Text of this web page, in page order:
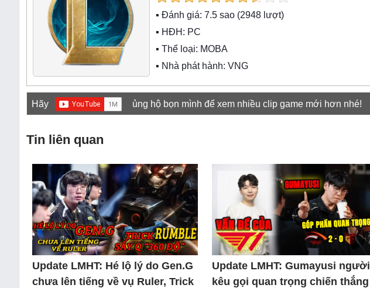
▪ Đánh giá: 7.5 sao (2948 lượt)
▪ HĐH: PC
▪ Thể loại: MOBA
▪ Nhà phát hành: VNG
Hãy ủng hộ bọn mình để xem nhiều clip game mới hơn nhé!
Tin liên quan
Update LMHT: Hé lộ lý do Gen.G
chưa lên tiếng về vụ Ruler, Trick
Update LMHT: Gumayusi người
kêu gọi quan trọng chiến thắng